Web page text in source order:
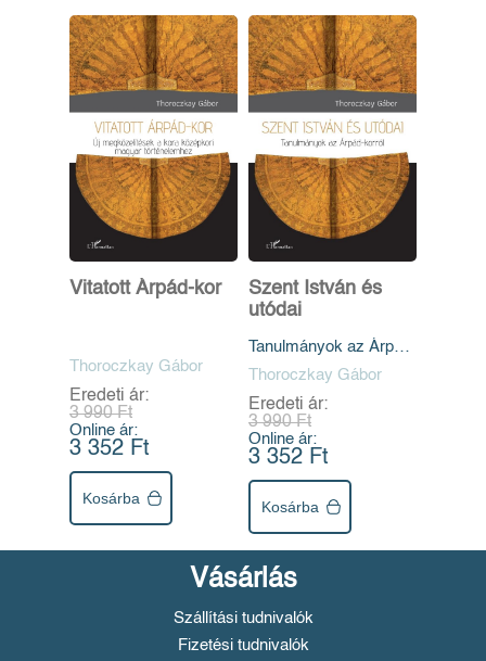
Vitatott Árpád-kor
Thoroczkay Gábor
Eredeti ár:
3 990 Ft
Online ár:
3 352 Ft
Kosárba
Szent István és
utódai
Tanulmányok az Árpád-
korról
Thoroczkay Gábor
Eredeti ár:
3 990 Ft
Online ár:
3 352 Ft
Kosárba
Vásárlás
Szállítási tudnivalók
Fizetési tudnivalók